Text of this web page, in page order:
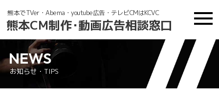
熊本CM制作・動画広告相談窓口
熊本でTVer・Abema・youtube広告・テレビCMはKCVC
NEWS
お知らせ・TIPS